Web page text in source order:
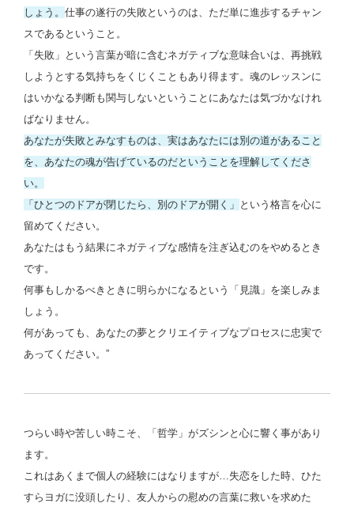
しょう。 仕事の遂行の失敗というのは、ただ単に進歩するチャン
スであるということ。
「失敗」という言葉が暗に含むネガティブな意味合いは、再挑戦
しようとする気持ちをくじくこともあり得ます。魂のレッスンに
はいかなる判断も関与しないということにあなたは気づかなけれ
ばなりません。
あなたが失敗とみなすものは、実はあなたには別の道があること
を、あなたの魂が告げているのだということを理解してくださ
い。
「ひとつのドアが閉じたら、別のドアが開く」 という格言を心に
留めてください。
あなたはもう結果にネガティブな感情を注ぎ込むのをやめるとき
です。
何事もしかるべきときに明らかになるという「見識」を楽しみま
しょう。
何があっても、あなたの夢とクリエイティブなプロセスに忠実で
あってください。”
つらい時や苦しい時こそ、「哲学」がズシンと心に響く事があり
ます。
これはあくまで個人の経験にはなりますが…失恋をした時、ひた
すらヨガに没頭したり、友人からの慰めの言葉に救いを求めた